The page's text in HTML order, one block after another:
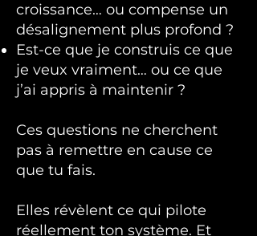
croissance… ou compense un
désalignement plus profond ?
Est-ce que je construis ce que
je veux vraiment… ou ce que
j’ai appris à maintenir ?
Ces questions ne cherchent
pas à remettre en cause ce
que tu fais.
Elles révèlent ce qui pilote
réellement ton système. Et